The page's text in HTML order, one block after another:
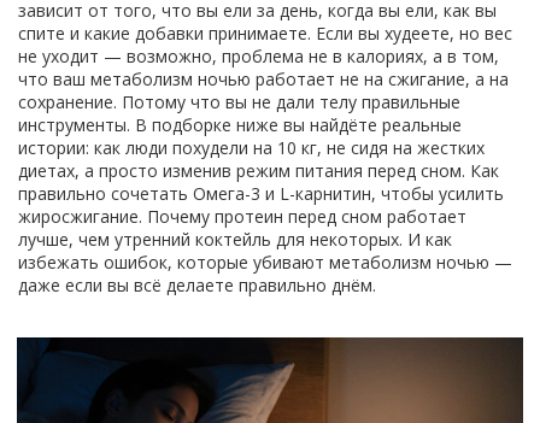
зависит от того, что вы ели за день, когда вы ели, как вы
спите и какие добавки принимаете. Если вы худеете, но вес
не уходит — возможно, проблема не в калориях, а в том,
что ваш метаболизм ночью работает не на сжигание, а на
сохранение. Потому что вы не дали телу правильные
инструменты. В подборке ниже вы найдёте реальные
истории: как люди похудели на 10 кг, не сидя на жестких
диетах, а просто изменив режим питания перед сном. Как
правильно сочетать Омега-3 и L-карнитин, чтобы усилить
жиросжигание. Почему протеин перед сном работает
лучше, чем утренний коктейль для некоторых. И как
избежать ошибок, которые убивают метаболизм ночью —
даже если вы всё делаете правильно днём.